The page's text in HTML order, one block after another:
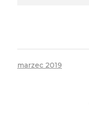
marzec 2019